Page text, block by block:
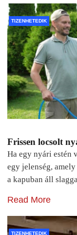
TIZENHETEDIK
Frissen locsolt
Ha egy nyári estén
egy jelenség,
a kapuban áll
Read More
TIZENHETEDIK